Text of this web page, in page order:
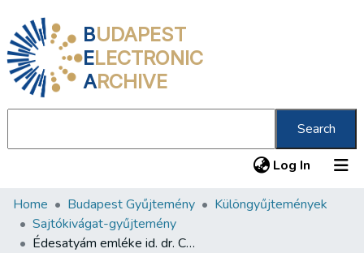
BUDAPEST
ELECTRONIC
ARCHIVE
Search
Log In (current)
Communities & Collections
All of DSpace
Home Budapest Gyűjtemény
Különgyűjtemények
Sajtókivágat-gyűjtemény
Édesatyám emléke id. dr. Chorin Ferencről - dr. Chorin Ferenc felsőházi tag